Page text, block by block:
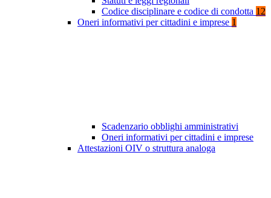
Codice disciplinare e codice di condotta 12
Oneri informativi per cittadini e imprese 1
Scadenzario obblighi amministrativi
Oneri informativi per cittadini e imprese
Attestazioni OIV o struttura analoga